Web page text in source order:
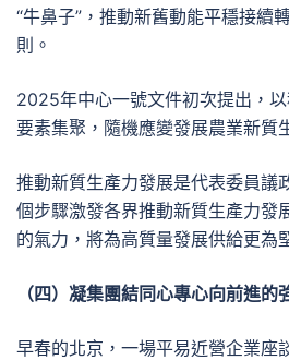
“牛鼻子”，推動新舊動能平穩接續
則。
2025年中心一號文件初次提出，
要素集聚，隨機應變發展農業新質
推動新質生產力發展是代表委員議
個步驟激發各界推動新質生產力發
的氣力，將為高質量發展供給更為
（四）凝集團結同心專心向前進的
早春的北京，一場平易近營企業座